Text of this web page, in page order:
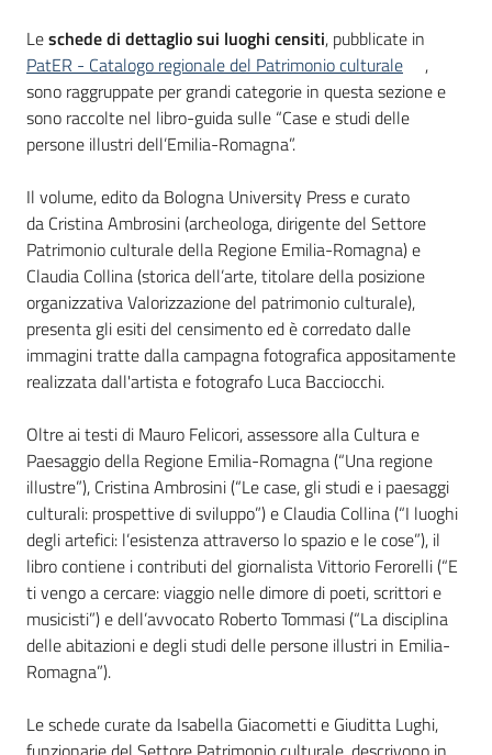
Leschede di dettaglio sui luoghi censiti, pubblicate in
PatER - Catalogo regionale del Patrimonio culturale
,
sono raggruppate per grandi categorie in questa sezione e
sono raccolte nel libro-guida sulle “Case e studi delle
persone illustri dell’Emilia-Romagna”.
Il volume, edito da Bologna University Press e curato
da Cristina Ambrosini (archeologa, dirigente del Settore
Patrimonio culturale della Regione Emilia-Romagna) e
Claudia Collina (storica dell’arte, titolare della posizione
organizzativa Valorizzazione del patrimonio culturale),
presenta gli esiti del censimento ed è corredato dalle
immagini tratte dalla campagna fotografica appositamente
realizzata dall'artista e fotografo Luca Bacciocchi.
Oltre ai testi di Mauro Felicori, assessore alla Cultura e
Paesaggio della Regione Emilia-Romagna (“Una regione
illustre”), Cristina Ambrosini (“Le case, gli studi e i paesaggi
culturali: prospettive di sviluppo”) e Claudia Collina (“I luoghi
degli artefici: l’esistenza attraverso lo spazio e le cose”), il
libro contiene i contributi del giornalista Vittorio Ferorelli (“E
ti vengo a cercare: viaggio nelle dimore di poeti, scrittori e
musicisti”) e dell’avvocato Roberto Tommasi (“La disciplina
delle abitazioni e degli studi delle persone illustri in Emilia-
Romagna”).
Le schede curate da Isabella Giacometti e Giuditta Lughi,